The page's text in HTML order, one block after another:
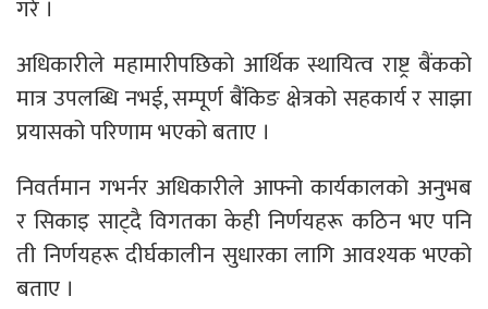
गरे ।
अधिकारीले महामारीपछिको आर्थिक स्थायित्व राष्ट्र बैंकको
मात्र उपलब्धि नभई, सम्पूर्ण बैंकिङ क्षेत्रको सहकार्य र साझा
प्रयासको परिणाम भएको बताए ।
निवर्तमान गभर्नर अधिकारीले आफ्नो कार्यकालको अनुभब
र सिकाइ साट्दै विगतका केही निर्णयहरू कठिन भए पनि
ती निर्णयहरू दीर्घकालीन सुधारका लागि आवश्यक भएको
बताए ।